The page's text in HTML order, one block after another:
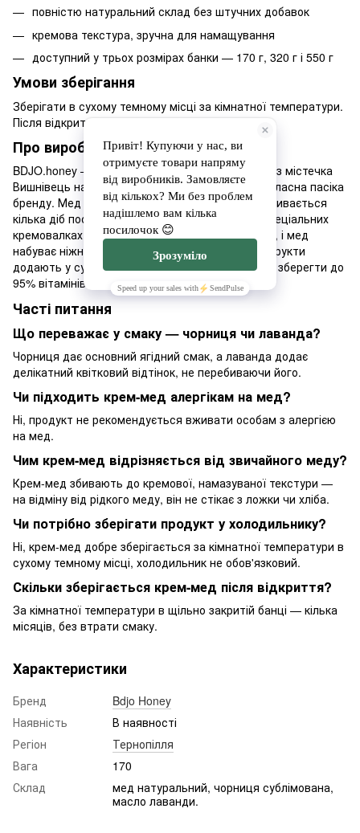
повністю натуральний склад без штучних добавок
кремова текстура, зручна для намащування
доступний у трьох розмірах банки — 170 г, 320 г і 550 г
Умови зберігання
Зберігати в сухому темному місці за кімнатної температури.
Після відкриття щільно закривати кришку.
Про виробника BDJO.honey
BDJO.honey — сімейне виробництво крем-меду з містечка
Вишнівець на Тернопільщині, де розташована власна пасіка
бренду. Мед не проходить термічну обробку і збивається
кілька діб поспіль при температурі 14–15°C у спеціальних
кремовалках — так руйнуються кристали цукру, і мед
набуває ніжної, повітряної текстури. Ягоди та фрукти
додають у сублімованому вигляді, що дозволяє зберегти до
95% вітамінів. Кожну баночку фасують вручну.
Часті питання
Що переважає у смаку — чорниця чи лаванда?
Чорниця дає основний ягідний смак, а лаванда додає
делікатний квітковий відтінок, не перебиваючи його.
Чи підходить крем-мед алергікам на мед?
Ні, продукт не рекомендується вживати особам з алергією
на мед.
Чим крем-мед відрізняється від звичайного меду?
Крем-мед збивають до кремової, намазуваної текстури —
на відміну від рідкого меду, він не стікає з ложки чи хліба.
Чи потрібно зберігати продукт у холодильнику?
Ні, крем-мед добре зберігається за кімнатної температури в
сухому темному місці, холодильник не обов'язковий.
Скільки зберігається крем-мед після відкриття?
За кімнатної температури в щільно закритій банці — кілька
місяців, без втрати смаку.
Характеристики
Бренд
Bdjo Honey
Наявність
В наявності
Регіон
Тернопілля
Вага
170
Склад
мед натуральний, чорниця сублімована,
масло лаванди.